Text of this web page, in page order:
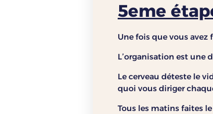
5eme
Une fois que vous
L’organisation est une
Le cerveau déteste le
quoi vous diriger
Tous les matins faites